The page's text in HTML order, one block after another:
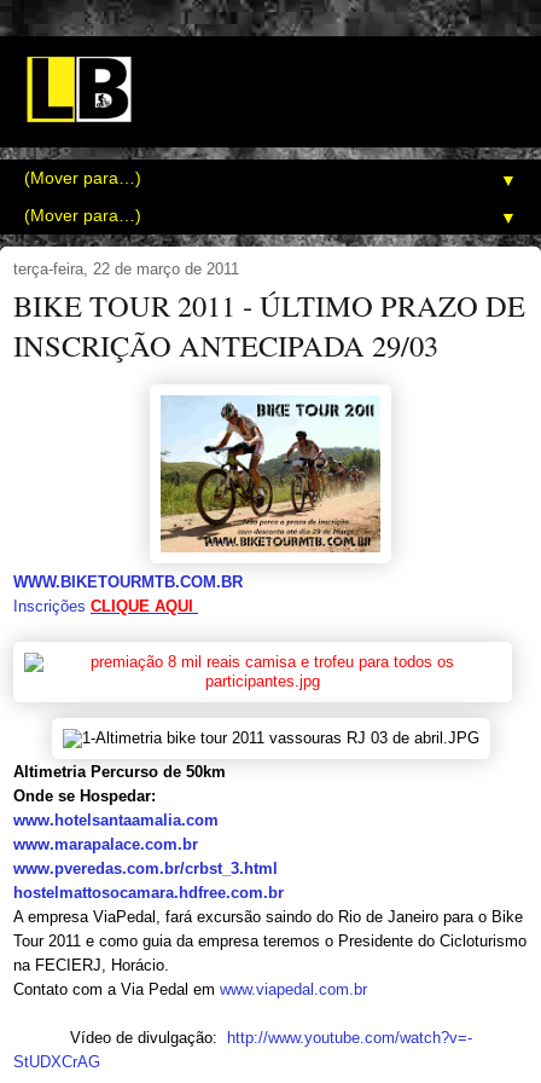
▼
▼
terça-feira, 22 de março de 2011
BIKE TOUR 2011 - ÚLTIMO PRAZO DE
INSCRIÇÃO ANTECIPADA 29/03
WWW.BIKETOURMTB.COM.BR
Inscrições CLIQUE AQUI
Altimetria Percurso de 50km
Onde se Hospedar:
www.hotelsantaamalia.com
www.marapalace.com.br
www.pveredas.com.br/crbst_3. html
hostelmattosocamara.hdfree.com.br
A empresa ViaPedal, fará excursão saindo do Rio de Janeiro para o Bike
Tour 2011 e como guia da empresa teremos o Presidente do Cicloturismo
na FECIERJ, Horácio.
Contato com a Via Pedal em www.viapedal.com.br
Vídeo de divulgação: http://www.youtube.com/watch?v=-
StUDXCrAG